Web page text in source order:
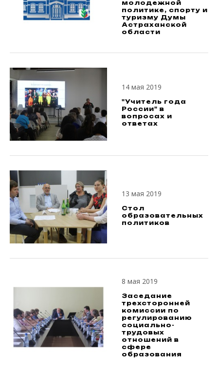
молодежной
политике, спорту и
туризму Думы
Астраханской
области
14 мая 2019
"Учитель года
России" в
вопросах и
ответах
13 мая 2019
Стол
образовательных
политиков
8 мая 2019
Заседание
трехсторонней
комиссии по
регулированию
социально-
трудовых
отношений в
сфере
образования